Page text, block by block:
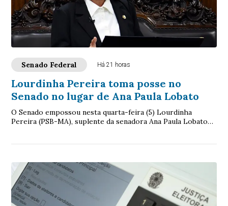
Senado Federal Há 21 horas
Lourdinha Pereira toma posse no
Senado no lugar de Ana Paula Lobato
O Senado empossou nesta quarta-feira (5) Lourdinha
Pereira (PSB-MA), suplente da senadora Ana Paula Lobato